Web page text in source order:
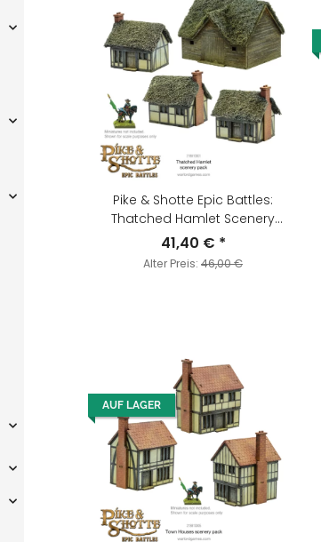
Pike & Shotte Epic Battles:
Thatched Hamlet Scenery
Pack
41,40 € *
Alter Preis: 46,00 €
AUF LAGER